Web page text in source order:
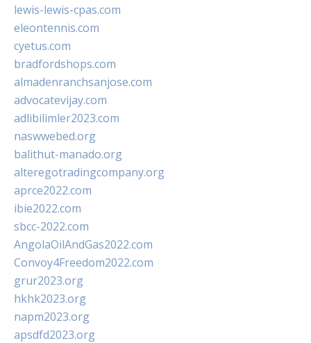
lewis-lewis-cpas.com
eleontennis.com
cyetus.com
bradfordshops.com
almadenranchsanjose.com
advocatevijay.com
adlibilimler2023.com
naswwebed.org
balithut-manado.org
alteregotradingcompany.org
aprce2022.com
ibie2022.com
sbcc-2022.com
AngolaOilAndGas2022.com
Convoy4Freedom2022.com
grur2023.org
hkhk2023.org
napm2023.org
apsdfd2023.org